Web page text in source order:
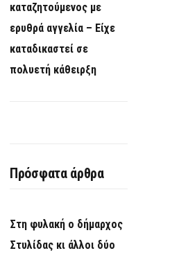
καταζητούμενος με
ερυθρά αγγελία – Είχε
καταδικαστεί σε
πολυετή κάθειρξη
Πρόσφατα άρθρα
Στη φυλακή ο δήμαρχος
Στυλίδας κι άλλοι δύο